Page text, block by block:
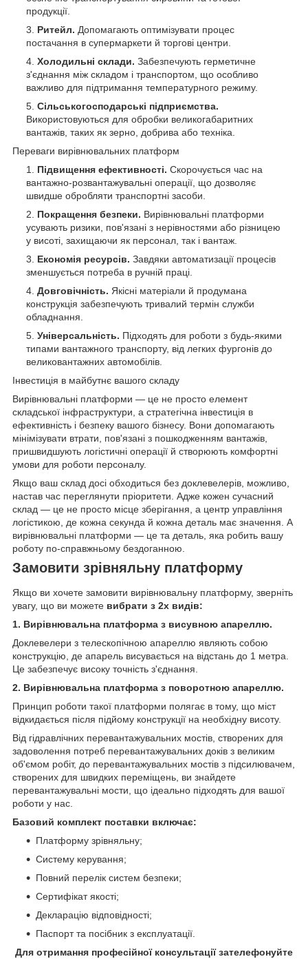
продукції.
Ритейл. Допомагають оптимізувати процес
постачання в супермаркети й торгові центри.
Холодильні склади. Забезпечують герметичне
з'єднання між складом і транспортом, що особливо
важливо для підтримання температурного режиму.
Сільськогосподарські підприємства.
Використовуються для обробки великогабаритних
вантажів, таких як зерно, добрива або техніка.
Переваги вирівнювальних платформ
Підвищення ефективності. Скорочується час на
вантажно-розвантажувальні операції, що дозволяє
швидше обробляти транспортні засоби.
Покращення безпеки. Вирівнювальні платформи
усувають ризики, пов'язані з нерівностями або різницею
у висоті, захищаючи як персонал, так і вантаж.
Економія ресурсів. Завдяки автоматизації процесів
зменшується потреба в ручній праці.
Довговічність. Якісні матеріали й продумана
конструкція забезпечують тривалий термін служби
обладнання.
Універсальність. Підходять для роботи з будь-якими
типами вантажного транспорту, від легких фургонів до
великовантажних автомобілів.
Інвестиція в майбутнє вашого складу
Вирівнювальні платформи — це не просто елемент
складської інфраструктури, а стратегічна інвестиція в
ефективність і безпеку вашого бізнесу. Вони допомагають
мінімізувати втрати, пов'язані з пошкодженням вантажів,
пришвидшують логістичні операції й створюють комфортні
умови для роботи персоналу.
Якщо ваш склад досі обходиться без доклевелерів, можливо,
настав час переглянути пріоритети. Адже кожен сучасний
склад — це не просто місце зберігання, а центр управління
логістикою, де кожна секунда й кожна деталь має значення. А
вирівнювальні платформи — це та деталь, яка робить вашу
роботу по-справжньому бездоганною.
Замовити зрівняльну платформу
Якщо ви хочете замовити вирівнювальну платформу, зверніть
увагу, що ви можете вибрати з 2х видів:
1. Вирівнювальна платформа з висувною апареллю.
Доклевелери з телескопічною апареллю являють собою
конструкцію, де апарель висувається на відстань до 1 метра.
Це забезпечує високу точність з'єднання.
2. Вирівнювальна платформа з поворотною апареллю.
Принцип роботи такої платформи полягає в тому, що міст
відкидається після підйому конструкції на необхідну висоту.
Від гідравлічних перевантажувальних мостів, створених для
задоволення потреб перевантажувальних доків з великим
об'ємом робіт, до перевантажувальних мостів з підсилювачем,
створених для швидких переміщень, ви знайдете
перевантажувальні мости, що ідеально підходять для вашої
роботи у нас.
Базовий комплект поставки включає:
Платформу зрівняльну;
Систему керування;
Повний перелік систем безпеки;
Сертифікат якості;
Декларацію відповідності;
Паспорт та посібник з експлуатації.
Для отримання професійної консультації зателефонуйте